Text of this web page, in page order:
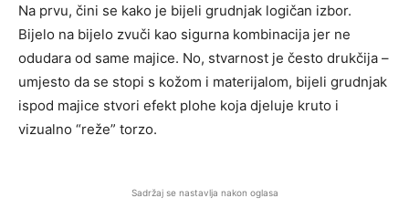
Na prvu, čini se kako je bijeli grudnjak logičan izbor.
Bijelo na bijelo zvuči kao sigurna kombinacija jer ne
odudara od same majice. No, stvarnost je često drukčija –
umjesto da se stopi s kožom i materijalom, bijeli grudnjak
ispod majice stvori efekt plohe koja djeluje kruto i
vizualno “reže” torzo.
Sadržaj se nastavlja nakon oglasa